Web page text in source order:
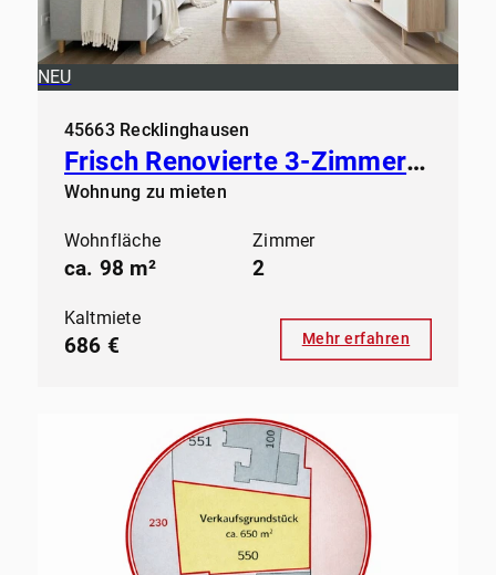
NEU
45663 Recklinghausen
Frisch Renovierte 3-Zimmer Wohnung mit Stil in Recklinghausen.
Wohnung zu mieten
Wohnfläche
ca. 98 m²
Zimmer
2
Kaltmiete
686 € Mehr erfahren